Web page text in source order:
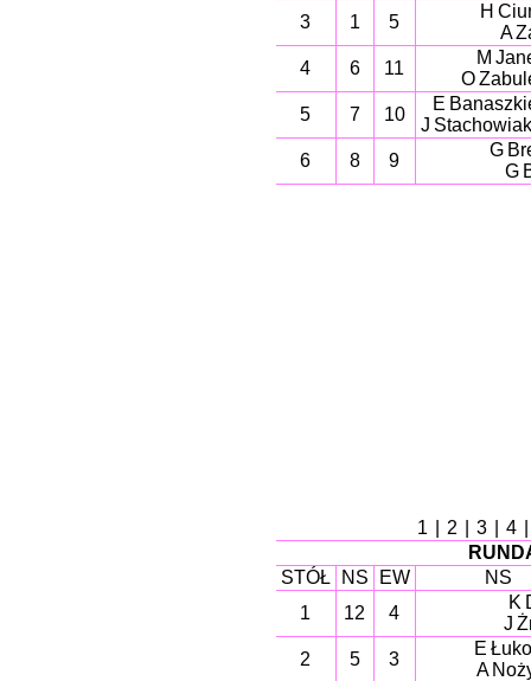
3
1 5
H
A
4
6 11
M
O
5
7 10
E
J
6
8 9
G
G
1 2 3 4
STÓŁ
NS EW
NS
1
12 4
K
J
2
5 3
E
A